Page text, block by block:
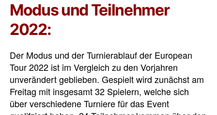
Modus und Teilnehmer
2022:
Der Modus und der Turnierablauf der European
Tour 2022 ist im Vergleich zu den Vorjahren
unverändert geblieben. Gespielt wird zunächst am
Freitag mit insgesamt 32 Spielern, welche sich
über verschiedene Turniere für das Event